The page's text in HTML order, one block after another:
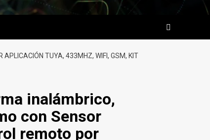
APLICACIÓN TUYA, 433MHZ, WIFI, GSM, KIT
inalámbrico,
con Sensor
remoto por